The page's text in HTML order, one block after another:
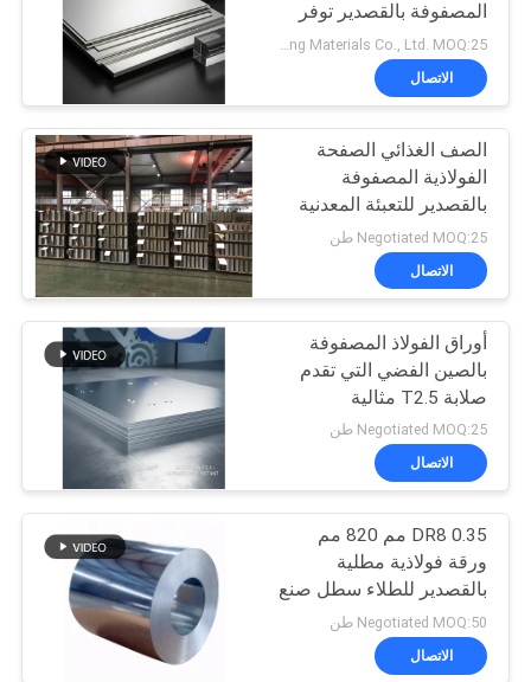
جولة
في
المعمل
رقابة
جودة
اتصل
أخبار
حالات
اطلب
اقتباس
المصفوفة بالقصدير توفر
وزن طلاء القصدير من 5
إلى 40 غرام مربع لحماية
السطح المحسنة
الاتصال
الصف الغذائي الصفحة
الفولاذية المصفوفة
بالقصدير للتعبئة المعدنية
صناديق القصدير القصدير
والقنابل القصدير الغذائية
SPTE/ TFS
Negotiated MOQ:25 طن
الاتصال
أوراق الفولاذ المصفوفة
بالصين الفضي التي تقدم
صلابة T2.5 مثالية
للتطبيقات الصناعية التي
تتطلب مقاومة التآكل
Negotiated MOQ:25 طن
الاتصال
DR8 0.35 مم 820 مم
ورقة فولاذية مطلية
بالقصدير للطلاء سطل صنع
صفيح SPTE TFS
Negotiated MOQ:50 طن
الاتصال